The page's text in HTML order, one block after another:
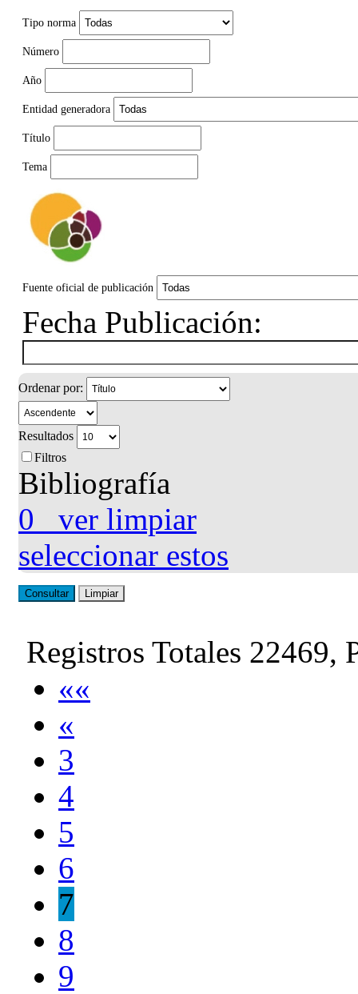
Tipo norma
Número
Año
Entidad generadora
Título
Tema
Fuente oficial de publicación
Fecha Publicación:
Ordenar por:
Resultados
Filtros
Bibliografía
0
ver limpiar
seleccionar estos
Consultar Limpiar
Registros Totales 22469,
««
«
3
4
5
6
7
8
9